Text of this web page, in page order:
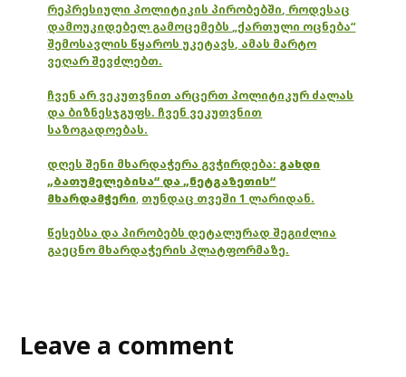
რეპრესიული პოლიტიკის პირობებში, როდესაც
დამოუკიდებელ გამოცემებს „ქართული ოცნება“
შემოსავლის წყაროს უკეტავს, ამას მარტო
ვეღარ შევძლებთ.
ჩვენ არ ვეკუთვნით არცერთ პოლიტიკურ ძალას
და ბიზნესჯგუფს. ჩვენ ვეკუთვნით
საზოგადოებას.
დღეს შენი მხარდაჭერა გვჭირდება: გახდი
„ბათუმელებისა“ და „ნეტგაზეთის“
მხარდამჭერი, თუნდაც თვეში 1 ლარიდან.
წესებსა და პირობებს დეტალურად შეგიძლია
გაეცნო მხარდაჭერის პლატფორმაზე.
Leave a comment